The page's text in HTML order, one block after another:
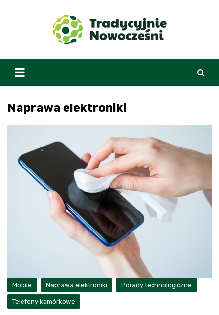
Naprawa elektroniki
Mobile Naprawa elektroniki Porady technologiczne
Telefony komórkowe